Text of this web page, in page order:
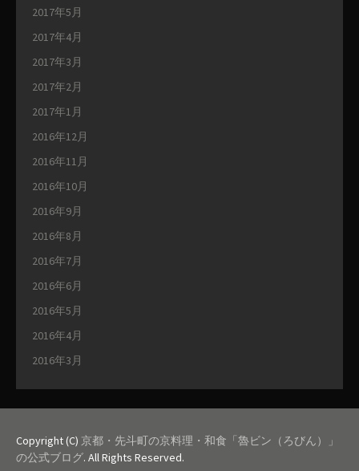
2017年5月
2017年4月
2017年3月
2017年2月
2017年1月
2016年12月
2016年11月
2016年10月
2016年9月
2016年8月
2016年7月
2016年6月
2016年5月
2016年4月
2016年3月
Copyright (C) 京都・先斗町の京料理・和食「魯ビン（ろびん）」
の公式ブログ. All Rights Reserved.